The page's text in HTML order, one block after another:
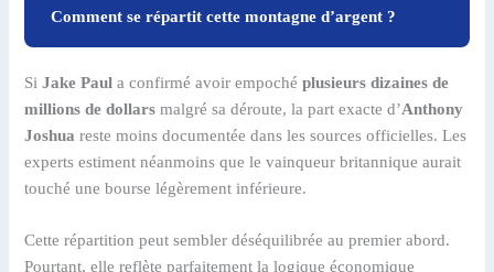
Comment se répartit cette montagne d’argent ?
SiJake Paul a confirmé avoir empochéplusieurs dizaines de
millions de dollars malgré sa déroute, la part exacte d’Anthony
Joshua reste moins documentée dans les sources officielles. Les
experts estiment néanmoins que le vainqueur britannique aurait
touché une bourse légèrement inférieure.
Cette répartition peut sembler déséquilibrée au premier abord.
Pourtant, elle reflète parfaitement la logique économique